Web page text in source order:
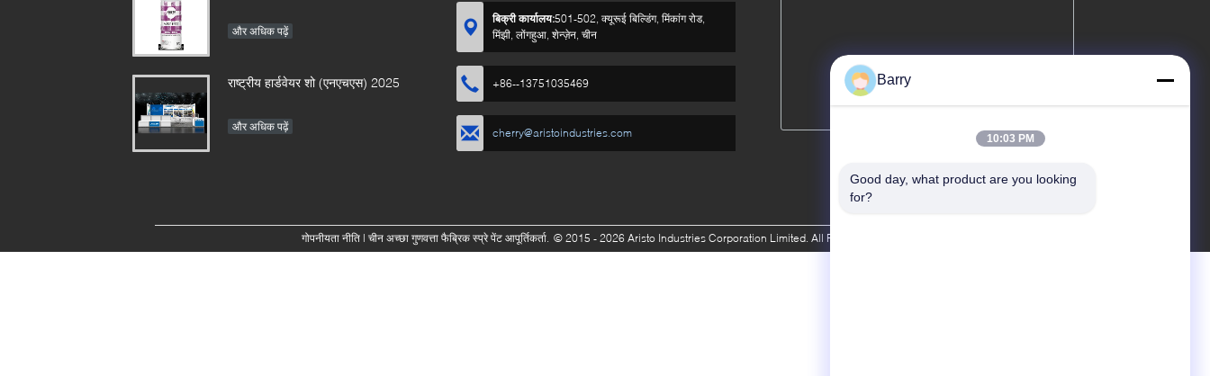
और अधिक पढ़ें
राष्ट्रीय हार्डवेयर शो (एनएचएस) 2025
और अधिक पढ़ें
बिक्री कार्यालय:501-502, क्यूरूई बिल्डिंग, मिंकांग रोड,
मिंझी, लोंगहुआ, शेन्ज़ेन, चीन
+86--13751035469
cherry@aristoindustries.com
गोपनीयता नीति| चीन अच्छा गुणवत्ता फैब्रिक स्प्रे पेंट आपूर्तिकर्ता. © 2015 - 2026 Aristo Industries Corporation Limited. All Rights Reserved.
Barry
10:03 PM
Good day, what product are you looking
for?